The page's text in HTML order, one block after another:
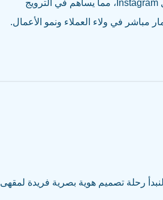
جذب إضافية، تشجع العملاء على مشاركة صور المقهى وشعارها على منصات مثل Instagram، مما يساهم في الترويج
مباشر في ولاء العملاء ونمو الأعمال.
رحلة تصميم هوية بصرية فريدة لمقهى